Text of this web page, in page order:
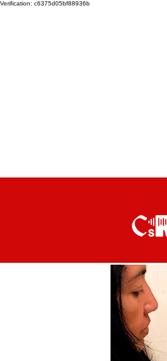
Verification: c6375d05bf88936b